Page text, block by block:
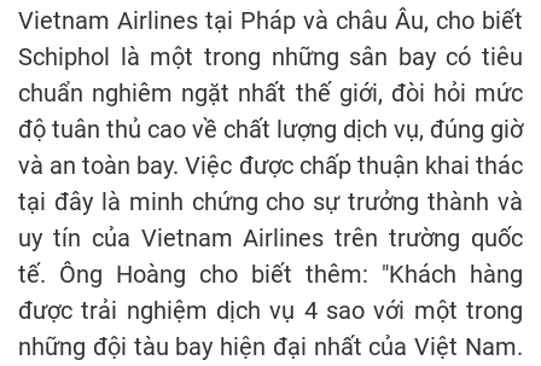
Vietnam Airlines tại Pháp và châu Âu, cho biết
Schiphol là một trong những sân bay có tiêu
chuẩn nghiêm ngặt nhất thế giới, đòi hỏi mức
độ tuân thủ cao về chất lượng dịch vụ, đúng giờ
và an toàn bay. Việc được chấp thuận khai thác
tại đây là minh chứng cho sự trưởng thành và
uy tín của Vietnam Airlines trên trường quốc
tế. Ông Hoàng cho biết thêm: "Khách hàng
được trải nghiệm dịch vụ 4 sao với một trong
những đội tàu bay hiện đại nhất của Việt Nam.